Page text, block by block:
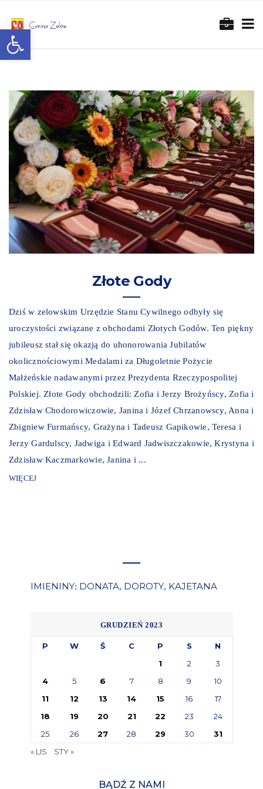
Otwórz pasek narzędzi
Złote Gody
Dziś w zelowskim Urzędzie Stanu Cywilnego odbyły się
uroczystości związane z obchodami Złotych Godów. Ten piękny
jubileusz stał się okazją do uhonorowania Jubilatów
okolicznościowymi Medalami za Długoletnie Pożycie
Małżeńskie nadawanymi przez Prezydenta Rzeczypospolitej
Polskiej. Złote Gody obchodzili: Zofia i Jerzy Brożyńscy, Zofia i
Zdzisław Chodorowiczowie, Janina i Józef Chrzanowscy, Anna i
Zbigniew Furmańscy, Grażyna i Tadeusz Gapikowie, Teresa i
Jerzy Gardulscy, Jadwiga i Edward Jadwiszczakowie, Krystyna i
Zdzisław Kaczmarkowie, Janina i ...
WIĘCEJ
IMIENINY: DONATA, DOROTY, KAJETANA
GRUDZIEŃ 2023
P W Ś C P S
N
1
2
3
4
5 6 7 8 9
10
11
12 13 14 15 16
17
18
19 20 21 22 23
24
25
26 27 28 29 30
31
« LIS
STY »
BĄDŹ Z NAMI